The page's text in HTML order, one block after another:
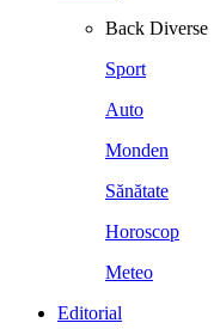
Back Diverse
Sport
Auto
Monden
Sănătate
Horoscop
Meteo
Editorial